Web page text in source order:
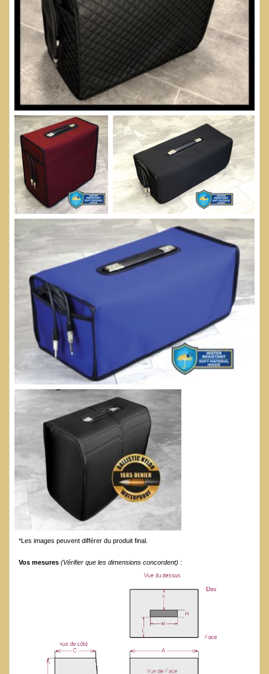
*Les images peuvent différer du produit final.
Vos mesures (Vérifier que les dimensions concordent) :